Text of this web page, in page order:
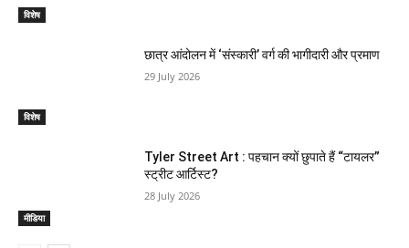
विशेष
विशेष
छात्र आंदोलन में ‘संस्कारी’ वर्ग की भागीदारी और प्रमाण
29 July 2026
मीडिया
Tyler Street Art : पहचान क्यों छुपाते हैं “टायलर”
स्ट्रीट आर्टिस्ट?
28 July 2026